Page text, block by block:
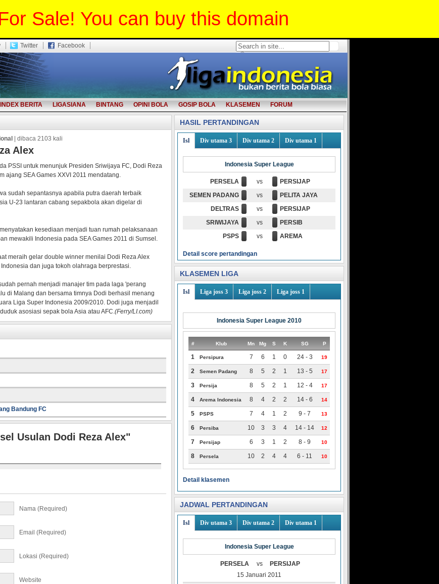
Sale! You can buy this domain
Twitter Facebook
INDEX BERITA LIGASIANA BINTANG OPINI BOLA GOSIP BOLA KLASEMEN FORUM
| dibaca 2103 kali
Alex
PSSI untuk menunjuk Presiden Sriwijaya FC, Dodi Reza
ajang SEA Games XXVI 2011 mendatang.
sudah sepantasnya apabila putra daerah terbaik
U-23 lantaran cabang sepakbola akan digelar di
kesediaan menjadi tuan rumah pelaksanaan
mewakili Indonesia pada SEA Games 2011 di Sumsel.
meraih gelar double winner menilai Dodi Reza Alex
dan juga tokoh olahraga berprestasi.
pernah menjadi manajer tim pada laga 'perang
di Malang dan bersama timnya Dodi berhasil menang
Liga Super Indonesia 2009/2010. Dodi juga menjadil
asosiasi sepak bola Asia atau AFC.(Ferry/LI.com)
Bandung FC
Usulan Dodi Reza Alex"
Nama (required)
Email (required)
Lokasi (required)
Website
HASIL PERTANDINGAN
Isl Div utama 3 Div utama 2 Div utama 1
Indonesia Super League
PERSELA vs
PERSIJAP
SEMEN PADANG
vs
PELITA JAYA
DELTRAS
vs
PERSIJAP
SRIWIJAYA
vs
PERSIB
PSPS
vs AREMA
Detail score pertandingan
KLASEMEN LIGA
Isl Liga joss 3 Liga joss 2 Liga joss 1
Indonesia Super League 2010
# Klub Mn Mg S K SG P
1 Persipura 7 6 1 0 24 - 3 19
2 Semen Padang 8 5 2 1 13 - 5 17
3 Persija 8 5 2 1 12 - 4 17
4 Arema Indonesia 8 4 2 2 14 - 6 14
5 PSPS 7 4 1 2 9 - 7 13
6 Persiba 10 3 3 4 14 - 14 12
7 Persijap 6 3 1 2 8 - 9 10
8 Persela 10 2 4 4 6 - 11 10
Detail klasemen
JADWAL PERTANDINGAN
Isl Div utama 3 Div utama 2 Div utama 1
Indonesia Super League
PERSELA vs
PERSIJAP
15 Januari 2011